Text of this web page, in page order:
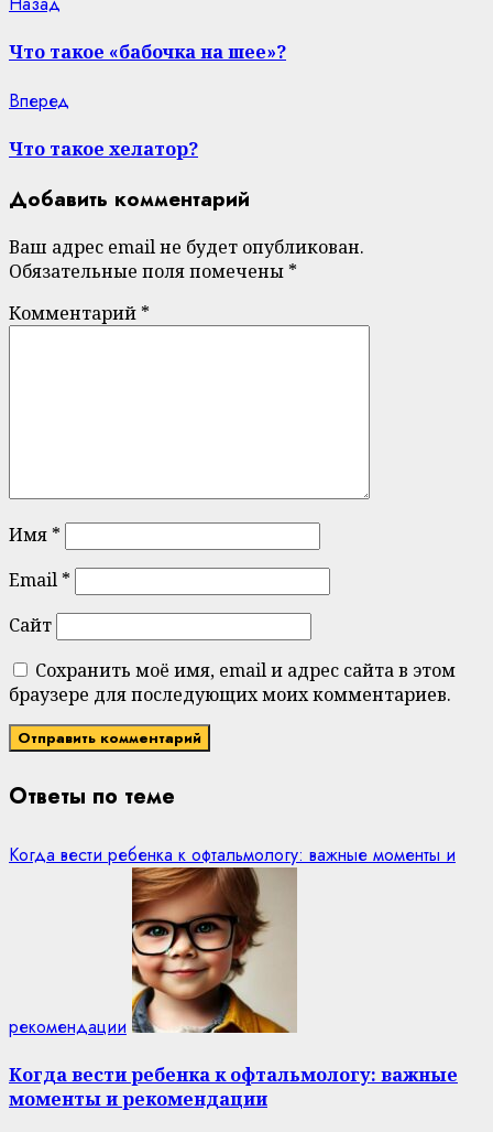
Continue
Reading
Что такое «бабочка на шее»?
Вперед
Что такое хелатор?
Добавить комментарий
Ваш адрес email не будет опубликован.
Обязательные поля помечены *
Комментарий *
Имя *
Email *
Сайт
Сохранить моё имя, email и адрес сайта в этом
браузере для последующих моих комментариев.
Ответы по теме
Когда вести ребенка к офтальмологу: важные моменты и
рекомендации
Когда вести ребенка к офтальмологу: важные
моменты и рекомендации